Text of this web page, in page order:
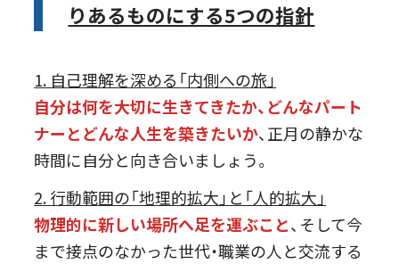
りあるものにする5つの指針
1. 自己理解を深める「内側への旅」
自分は何を大切に生きてきたか、どんなパート
ナーとどんな人生を築きたいか、正月の静かな
時間に自分と向き合いましょう。
2. 行動範囲の「地理的拡大」と「人的拡大」
物理的に新しい場所へ足を運ぶこと、そして今
まで接点のなかった世代・職業の人と交流する